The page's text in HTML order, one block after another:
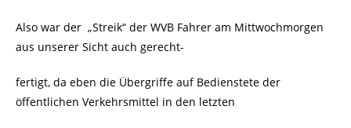
Also war der „Streik“ der WVB Fahrer am Mittwochmorgen
aus unserer Sicht auch gerecht-
fertigt, da eben die Übergriffe auf Bedienstete der
öffentlichen Verkehrsmittel in den letzten